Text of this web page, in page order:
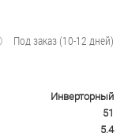
Под заказ (10-12 дней)
Инверторный
51
5.4